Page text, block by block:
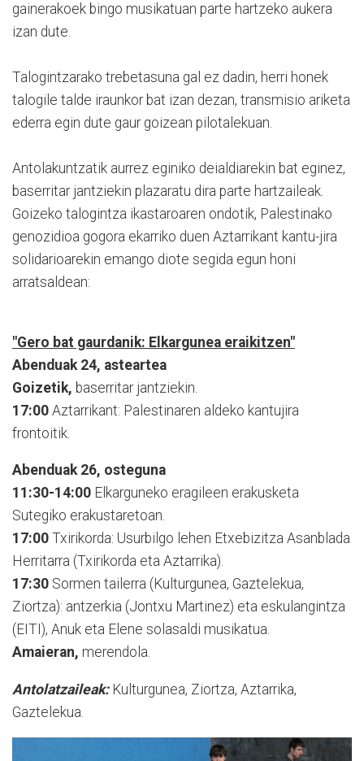
gainerakoek bingo musikatuan parte hartzeko aukera
izan dute.
Talogintzarako trebetasuna gal ez dadin, herri honek
talogile talde iraunkor bat izan dezan, transmisio ariketa
ederra egin dute gaur goizean pilotalekuan.
Antolakuntzatik aurrez eginiko deialdiarekin bat eginez,
baserritar jantziekin plazaratu dira parte hartzaileak.
Goizeko talogintza ikastaroaren ondotik, Palestinako
genozidioa gogora ekarriko duen Aztarrikant kantu-jira
solidarioarekin emango diote segida egun honi
arratsaldean:
"Gero bat gaurdanik: Elkargunea eraikitzen"
Abenduak 24, asteartea
Goizetik, baserritar jantziekin.
17:00 Aztarrikant: Palestinaren aldeko kantujira
frontoitik.
Abenduak 26, osteguna
11:30-14:00 Elkarguneko eragileen erakusketa
Sutegiko erakustaretoan.
17:00 Txirikorda: Usurbilgo lehen Etxebizitza Asanblada
Herritarra (Txirikorda eta Aztarrika).
17:30 Sormen tailerra (Kulturgunea, Gaztelekua,
Ziortza): antzerkia (Jontxu Martinez) eta eskulangintza
(EITI), Anuk eta Elene solasaldi musikatua.
Amaieran, merendola.
Antolatzaileak:Kulturgunea, Ziortza, Aztarrika,
Gaztelekua.